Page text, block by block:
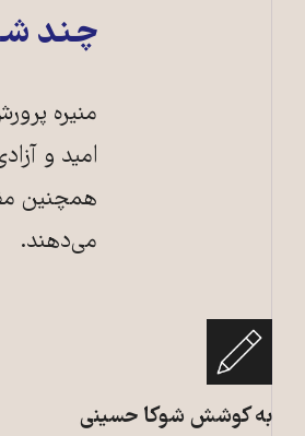
چند
منیره
امید و
همچنین
می‌دهند.
به کوشش شوکا حسینی